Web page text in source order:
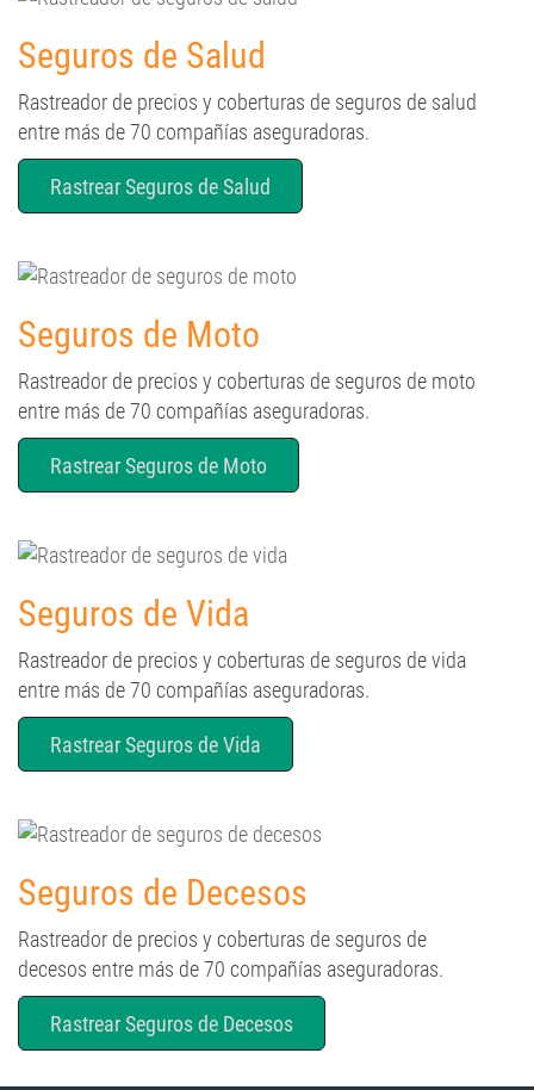
Seguros de Salud
Rastreador de precios y coberturas de seguros de salud
entre más de 70 compañías aseguradoras.
Rastrear Seguros de Salud
Seguros de Moto
Rastreador de precios y coberturas de seguros de moto
entre más de 70 compañías aseguradoras.
Rastrear Seguros de Moto
Seguros de Vida
Rastreador de precios y coberturas de seguros de vida
entre más de 70 compañías aseguradoras.
Rastrear Seguros de Vida
Seguros de Decesos
Rastreador de precios y coberturas de seguros de
decesos entre más de 70 compañías aseguradoras.
Rastrear Seguros de Decesos